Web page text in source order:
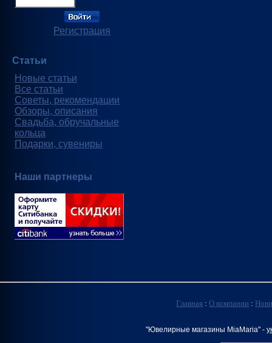
Регистрация
Статьи
Новые статьи
Все статьи
Советы, рекомендации
Обзоры, описания
Свадьба, обручальные
кольца
Подарки, сувениры
Наши партнеры
Главная :О компании :
"Ювелирные магазины MiaMaria" -